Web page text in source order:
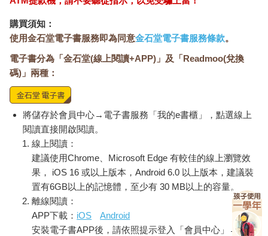
「恭喜您正式獲得台灣 Taiwan 公民身分！台灣是個小島，有人讚
嘆她的美而稱其為 Formosa，有人因戰略價值把台灣比喻為永不
沉默的航空母艦。在您誕生的西元 1995 年，台灣實施了全民健康
保險制度，李登輝總統在美國和中華民國政權斷交後首次時任元
首出訪美國，逐步奠定下民主化發展的基石，歷史巨輪在時空的
脈絡中，為台灣人民種下了長遠利國利民的制度基因。」
「台灣沒有充沛的自然資源如土地、礦產、石油、天然氣，能源
和糧食皆高度仰賴進口。但在你 25-30 歲之間，台灣的制度優勢
會透過全球 Covid 疫情、AI 產業鏈發展而逐一彰顯，並再再地成
為國際政經焦點。石油世代從 1927 年紅線協定起算，對於世界格
局的深遠影響近乎百年；隨著人類文明即將邁入AI和算力世代，
半導體、高階晶片將是未來 30 年的兵家必爭之地，而你將會誕生
在下一世代的油田。」
「您的角色故事性極具可塑性和延展性，上限因為國際情勢和秩
序發生重置、科技和產業出現結構性變革而有著無盡的可能性，
購買須知：
使用金石堂電子書服務即為同意金石堂電子書服務條款。
電子書分為「金石堂(線上閱讀+APP)」及「Readmoo(兌換
碼)」兩種：
將儲存於會員中心→電子書服務「我的e書櫃」，點選線上
閱讀直接開啟閱讀。
線上閱讀：
建議使用Chrome、Microsoft Edge 有較佳的線上瀏覽效
果， iOS 16 或以上版本，Android 6.0 以上版本，建議裝
置有6GB以上的記憶體，至少有 30 MB以上的容量。
離線閱讀：
APP下載： iOS
Android
安裝電子書APP後，請依照提示登入「會員中心」→「我